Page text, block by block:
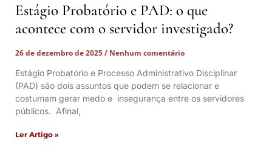
Estágio Probatório e PAD: o que
acontece com o servidor investigado?
26 de dezembro de 2025
Nenhum comentário
Estágio Probatório e Processo Administrativo Disciplinar
(PAD) são dois assuntos que podem se relacionar e
costumam gerar medo e insegurança entre os servidores
públicos. Afinal,
Ler Artigo »